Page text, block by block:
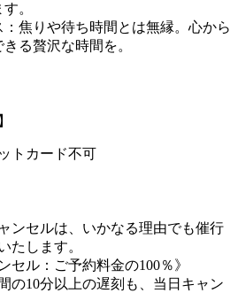
。
：焦りや待ち時間とは無縁。心から
る贅沢な時間を。
トカード不可
ンセルは、いかなる理由でも催行
たします。
セル：ご予約料金の100％》
の10分以上の遅刻も、当日キャン